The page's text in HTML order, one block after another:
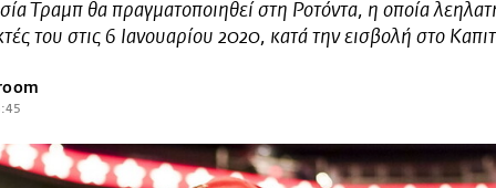
Radio Lifo
The Review
Τραμπ θα πραγματοποιηθεί στη Ροτόντα, η οποία
του στις 6 Ιανουαρίου 2020, κατά την εισβολή στο